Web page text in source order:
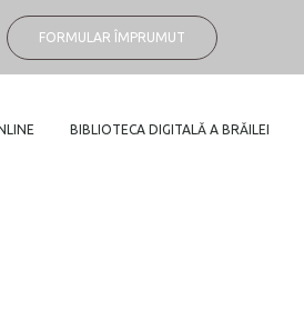
FORMULAR ÎMPRUMUT
BIBLIOTECA DIGITALĂ A BRĂILEI